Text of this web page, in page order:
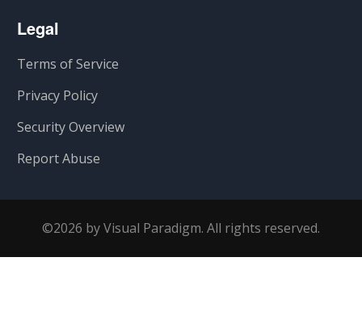
Legal
Terms of Service
Privacy Policy
Security Overview
Report Abuse
©2026 by Visual Paradigm. All rights reserved.